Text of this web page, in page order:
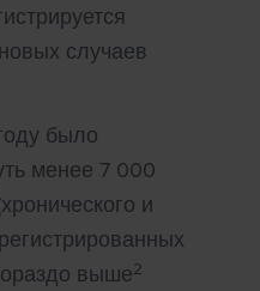
случаев
было
менее 7 000
и
выше2